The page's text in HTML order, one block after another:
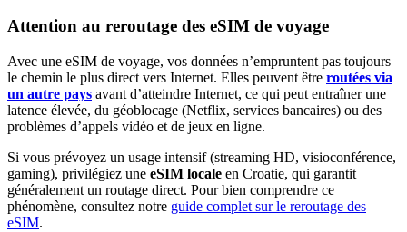
Attention au reroutage des eSIM de voyage
Avec une eSIM de voyage, vos données n’empruntent pas toujours
le chemin le plus direct vers Internet. Elles peuvent être routées via
un autre pays avant d’atteindre Internet, ce qui peut entraîner une
latence élevée, du géoblocage (Netflix, services bancaires) ou des
problèmes d’appels vidéo et de jeux en ligne.
Si vous prévoyez un usage intensif (streaming HD, visioconférence,
gaming), privilégiez une eSIM locale en Croatie, qui garantit
généralement un routage direct. Pour bien comprendre ce
phénomène, consultez notre guide complet sur le reroutage des
eSIM.